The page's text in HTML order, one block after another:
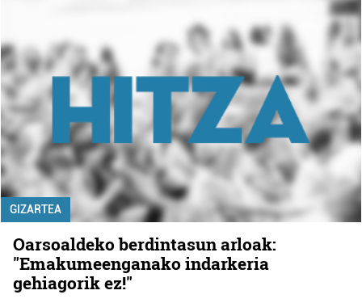
GIZARTEA
Oarsoaldeko berdintasun arloak:
"Emakumeenganako indarkeria
gehiagorik ez!"